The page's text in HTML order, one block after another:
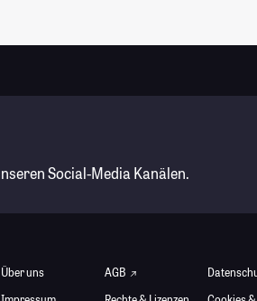
Social-Media Kanälen.
Über uns
AGB